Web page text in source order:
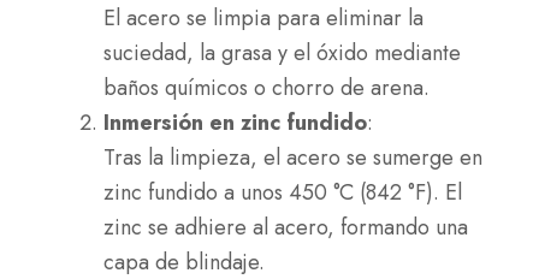
El acero se limpia para eliminar la
suciedad, la grasa y el óxido mediante
baños químicos o chorro de arena.
Inmersión en zinc fundido:
Tras la limpieza, el acero se sumerge en
zinc fundido a unos 450 °C (842 °F). El
zinc se adhiere al acero, formando una
capa de blindaje.